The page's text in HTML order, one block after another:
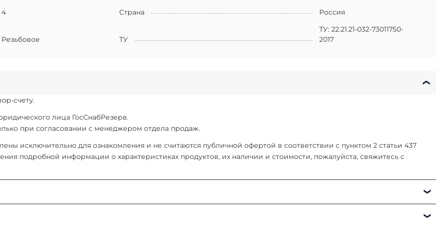
4 Страна Россия
Резьбовое ТУ
ТУ: 22.21.21-032-73011750-
2017
счету.
лица ГосСнабРезерв.
при согласовании с менеджером отдела продаж.
исключительно для ознакомления и не считаются публичной офертой в соответствии с пунктом 2 статьи 437
подробной информации о характеристиках продуктов, их наличии и стоимости, пожалуйста, свяжитесь с